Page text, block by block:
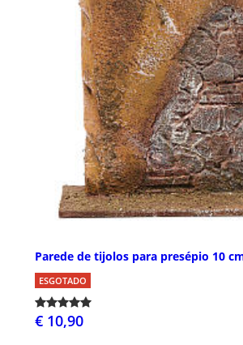
Parede de tijolos para presépio 10
ESGOTADO
€ 10,90